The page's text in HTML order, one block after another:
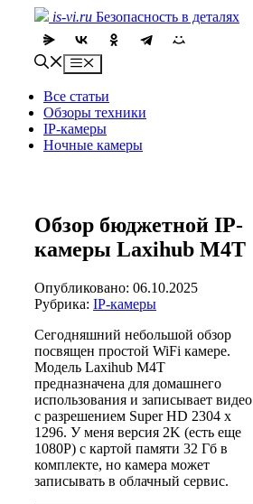
content
is-vi.ru Безопасность в деталях
Menu
Все статьи
Обзоры техники
IP-камеры
Ночные камеры
Обзор бюджетной IP-
камеры Laxihub M4T
Опубликовано: 06.10.2025
Рубрика: IP-камеры
Сегодняшний небольшой обзор
посвящен простой WiFi камере.
Модель Laxihub M4T
предназначена для домашнего
использования и записывает видео
с разрешением Super HD 2304 х
1296. У меня версия 2K (есть еще
1080P) с картой памяти 32 Гб в
комплекте, но камера может
записывать в облачный сервис.